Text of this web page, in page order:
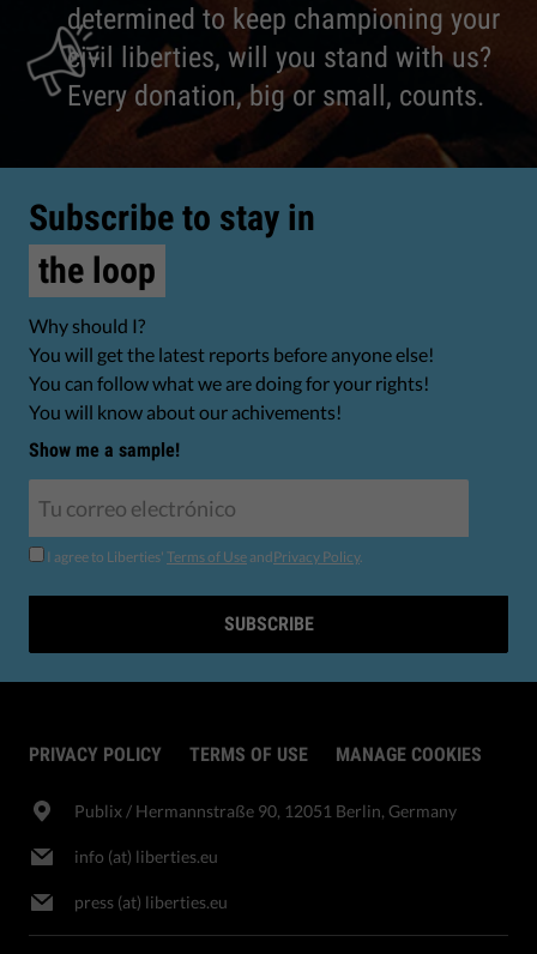
determined to keep championing your
civil liberties, will you stand with us?
Every donation, big or small, counts.
Subscribe to stay in
the loop
Why should I?
You will get the latest reports before anyone else!
You can follow what we are doing for your rights!
You will know about our achivements!
Show me a sample!
I agree to Liberties' Terms of Use andPrivacy Policy.
SUBSCRIBE
PRIVACY POLICY TERMS OF USE MANAGE COOKIES
Publix​ / Hermannstraße 90, 12051 Berlin, Germany
info (at) liberties.eu
press (at) liberties.eu